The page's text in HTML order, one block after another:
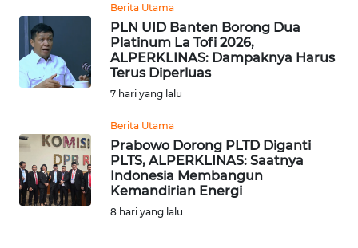
Berita Utama
PLN UID Banten Borong Dua
Platinum La Tofi 2026,
ALPERKLINAS: Dampaknya Harus
Terus Diperluas
7 hari yang lalu
Berita Utama
Prabowo Dorong PLTD Diganti
PLTS, ALPERKLINAS: Saatnya
Indonesia Membangun
Kemandirian Energi
8 hari yang lalu
KALTIM
WN
SULSEL
GORONTALO
WN
SULUT